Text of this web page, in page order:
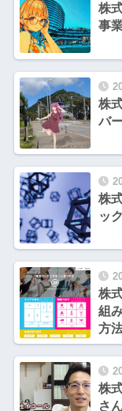
株
事
株
バ
株
ッ
株
組
方
株
さ